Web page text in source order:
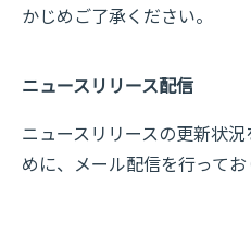
かじめご了承ください。
ニュースリリース配信
ニュースリリースの更新状
めに、メール配信を行ってお